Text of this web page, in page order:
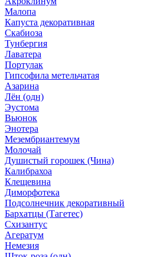
Малопа
Капуста декоративная
Скабиоза
Тунбергия
Лаватера
Портулак
Гипсофила метельчатая
Азарина
Лён (одн)
Эустома
Вьюнок
Энотера
Мезембриантемум
Молочай
Душистый горошек (Чина)
Калибрахоа
Клещевина
Диморфотека
Подсолнечник декоративный
Бархатцы (Тагетес)
Схизантус
Агератум
Немезия